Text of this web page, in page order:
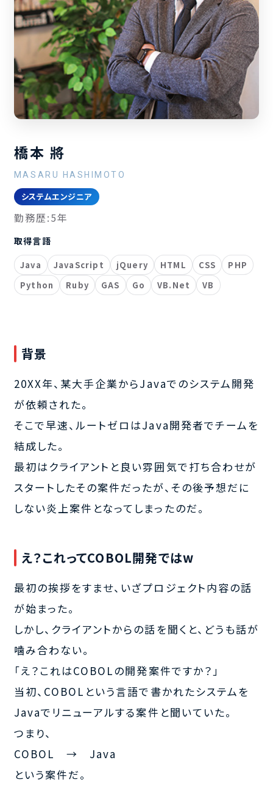
橋本 將
MASARU HASHIMOTO
システムエンジニア
勤務歴:5年
取得言語
Java JavaScript jQuery HTML CSS
PHP
Python
Ruby GAS Go VB.Net VB
背景
20XX年、某大手企業からJavaでのシステム開発
が依頼された。
そこで早速、ルートゼロはJava開発者でチームを
結成した。
最初はクライアントと良い雰囲気で打ち合わせが
スタートしたその案件だったが、その後予想だに
しない炎上案件となってしまったのだ。
え？これってCOBOL開発ではw
最初の挨拶をすませ、いざプロジェクト内容の話
が始まった。
しかし、クライアントからの話を聞くと、どうも話が
噛み合わない。
「え？これはCOBOLの開発案件ですか？」
当初、COBOLという言語で書かれたシステムを
Javaでリニューアルする案件と聞いていた。
つまり、
COBOL → Java
という案件だ。